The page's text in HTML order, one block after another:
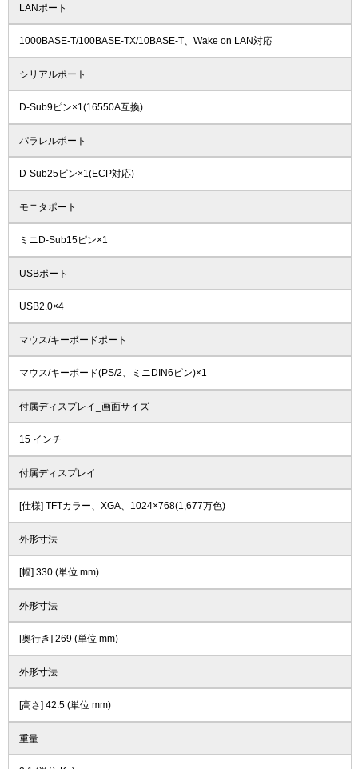
LANポート
1000BASE-T/100BASE-TX/10BASE-T、Wake on LAN対応
シリアルポート
D-Sub9ピン×1(16550A互換)
パラレルポート
D-Sub25ピン×1(ECP対応)
モニタポート
ミニD-Sub15ピン×1
USBポート
USB2.0×4
マウス/キーボードポート
マウス/キーボード(PS/2、ミニDIN6ピン)×1
付属ディスプレイ_画面サイズ
15 インチ
付属ディスプレイ
[仕様] TFTカラー、XGA、1024×768(1,677万色)
外形寸法
[幅] 330 (単位 mm)
外形寸法
[奥行き] 269 (単位 mm)
外形寸法
[高さ] 42.5 (単位 mm)
重量